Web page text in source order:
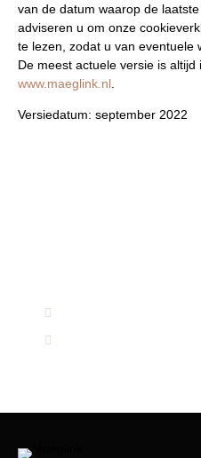
van de datum waarop de
adviseren u om onze
te lezen, zodat u van eventuele
De meest actuele versie is
www.maeglink.nl
Versiedatum: september 2022